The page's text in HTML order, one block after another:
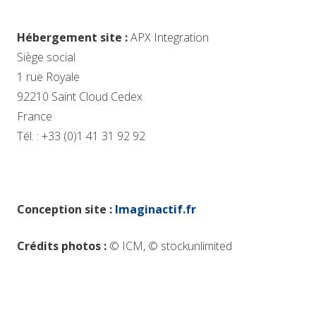
Hébergement site :APX Integration
Siège social
1 rue Royale
92210 Saint Cloud Cedex
France
Tél. : +33 (0)1 41 31 92 92
Conception site : Imaginactif.fr
Crédits photos : © ICM, © stockunlimited